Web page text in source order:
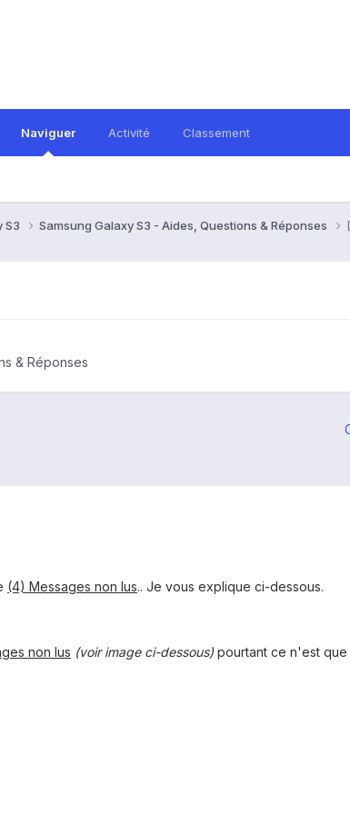
Naviguer Activité Classement
S3 Samsung Galaxy S3 - Aides, Questions & Réponses
& Réponses
(4) Messages non lus.. Je vous explique ci-dessous.
non lus (voir image ci-dessous) pourtant ce n'est que